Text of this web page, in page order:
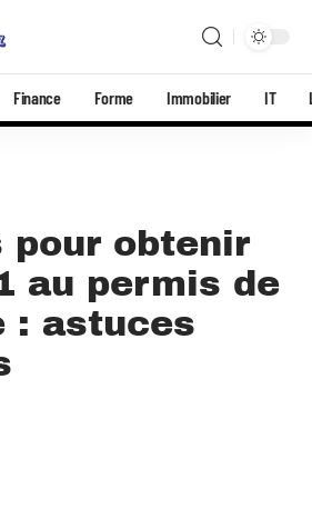
Finance Forme Immobilier IT
pour obtenir
au permis de
: astuces